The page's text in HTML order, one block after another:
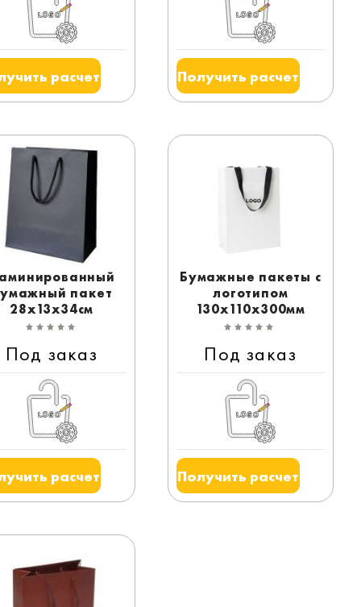
расчет Получить расчет
пакет
28x13x34см
Под заказ
расчет
Бумажные пакеты с
логотипом
130x110x300мм
Под заказ
Получить расчет